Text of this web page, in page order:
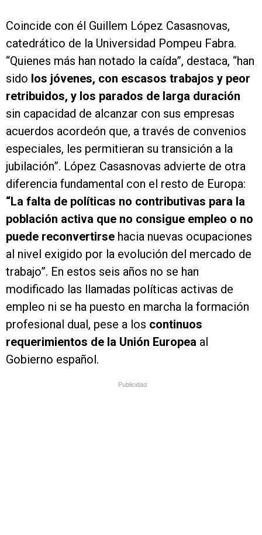
Coincide con él Guillem López Casasnovas,
catedrático de la Universidad Pompeu Fabra.
“Quienes más han notado la caída”, destaca, “han
sido los jóvenes, con escasos trabajos y peor
retribuidos, y los parados de larga duración
sin capacidad de alcanzar con sus empresas
acuerdos acordeón que, a través de convenios
especiales, les permitieran su transición a la
jubilación”. López Casasnovas advierte de otra
diferencia fundamental con el resto de Europa:
“La falta de políticas no contributivas para la
población activa que no consigue empleo o no
puede reconvertirse hacia nuevas ocupaciones
al nivel exigido por la evolución del mercado de
trabajo”. En estos seis años no se han
modificado las llamadas políticas activas de
empleo ni se ha puesto en marcha la formación
profesional dual, pese a los continuos
requerimientos de la Unión Europea al
Gobierno español.
Publicidad